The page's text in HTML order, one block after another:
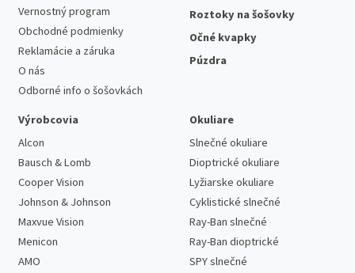
Vernostný program
Obchodné podmienky
Reklamácie a záruka
O nás
Odborné info o šošovkách
Roztoky na šošovky
Očné kvapky
Púzdra
Výrobcovia
Alcon
Bausch & Lomb
Cooper Vision
Johnson & Johnson
Maxvue Vision
Menicon
AMO
Okuliare
Slnečné okuliare
Dioptrické okuliare
Lyžiarske okuliare
Cyklistické slnečné
Ray-Ban slnečné
Ray-Ban dioptrické
SPY slnečné